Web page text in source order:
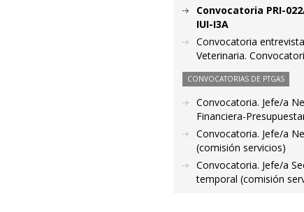
Convocatoria PRI-
IUI-I3A
Convocatoria
Veterinaria.
CONVOCATORIAS DE PTGAS
Convocatoria. Jefe/a
Financiera-
Convocatoria. Jefe/a
(comisión servicios)
Convocatoria. Jefe/a
temporal (comisión